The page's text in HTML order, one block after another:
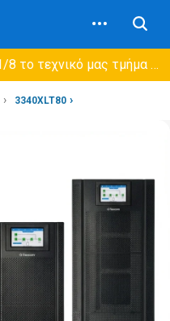
Από 3/8 έως 21/8 τo τεχνικό μας τμήμα θα εξυπηρετεί μόνο συμβόλαια συντήρησης και όχι νέες παραλαβές →
3340XLT80